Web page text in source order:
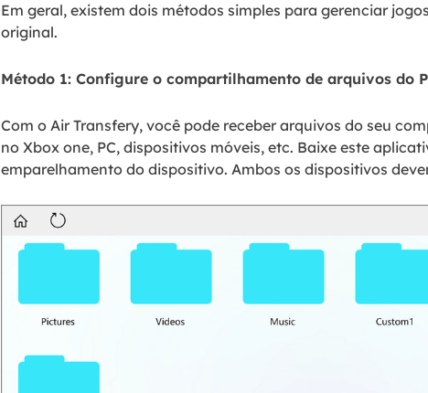
Em geral, existem dois métodos simples para gerenciar
original.
Método 1: Configure o compartilhamento de arquivos do
Com o Air Transfery, você pode receber arquivos do seu
no Xbox one, PC, dispositivos móveis, etc. Baixe este
emparelhamento do dispositivo. Ambos os dispositivos